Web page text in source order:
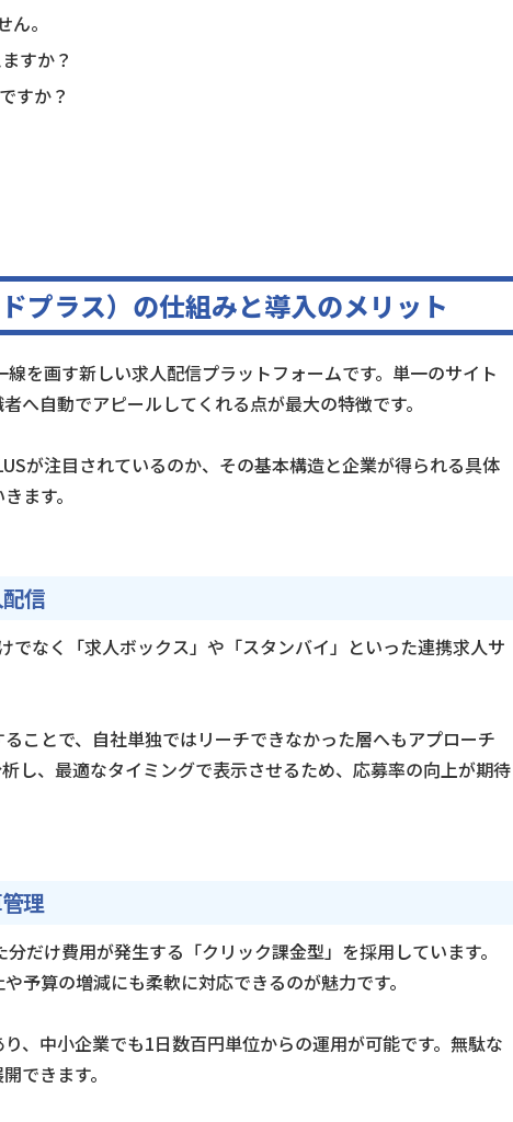
。
すか？
すか？
プラス）の仕組みと導入のメリット
を画す新しい求人配信プラットフォームです。単一のサイト
へ自動でアピールしてくれる点が最大の特徴です。
が注目されているのか、その基本構造と企業が得られる具体
ます。
信
なく「求人ボックス」や「スタンバイ」といった連携求人サ
ことで、自社単独ではリーチできなかった層へもアプローチ
し、最適なタイミングで表示させるため、応募率の向上が期待
理
だけ費用が発生する「クリック課金型」を採用しています。
予算の増減にも柔軟に対応できるのが魅力です。
、中小企業でも1日数百円単位からの運用が可能です。無駄な
できます。